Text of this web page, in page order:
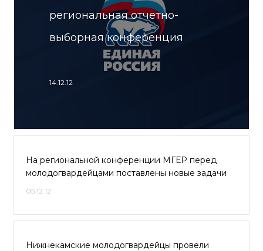
региональная отчетно-
выборная конференция
14.12.12
На региональной конференции МГЕР перед
молодогвардейцами поставлены новые задачи
05.12.12
Нижнекамские молодогвардейцы провели